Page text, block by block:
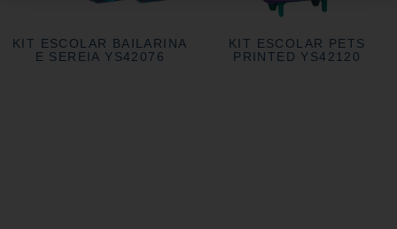
KIT ESCOLAR BAILARINA
E SEREIA YS42076
KIT ESCOLAR PETS
PRINTED YS42120